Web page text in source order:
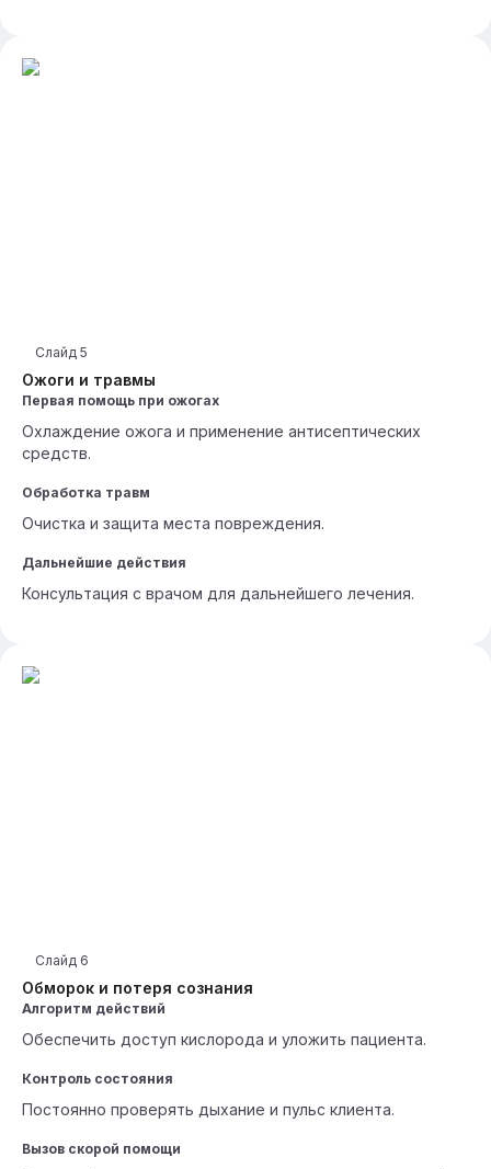
Ожоги и травмы
Слайд 5
Первая помощь при ожогах
Охлаждение ожога и применение антисептических
средств.
Обработка травм
Очистка и защита места повреждения.
Дальнейшие действия
Консультация с врачом для дальнейшего лечения.
Обморок и потеря сознания
Слайд 6
Алгоритм действий
Обеспечить доступ кислорода и уложить пациента.
Контроль состояния
Постоянно проверять дыхание и пульс клиента.
Вызов скорой помощи